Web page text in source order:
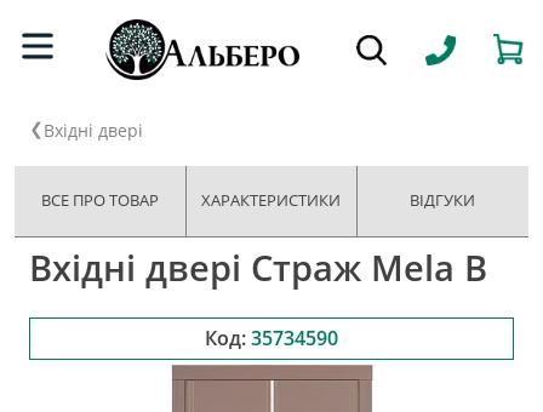
Вхідні двері
ВСЕ ПРО ТОВАР ХАРАКТЕРИСТИКИ ВІДГУКИ
Вхідні двері Страж Mela B
Код:35734590